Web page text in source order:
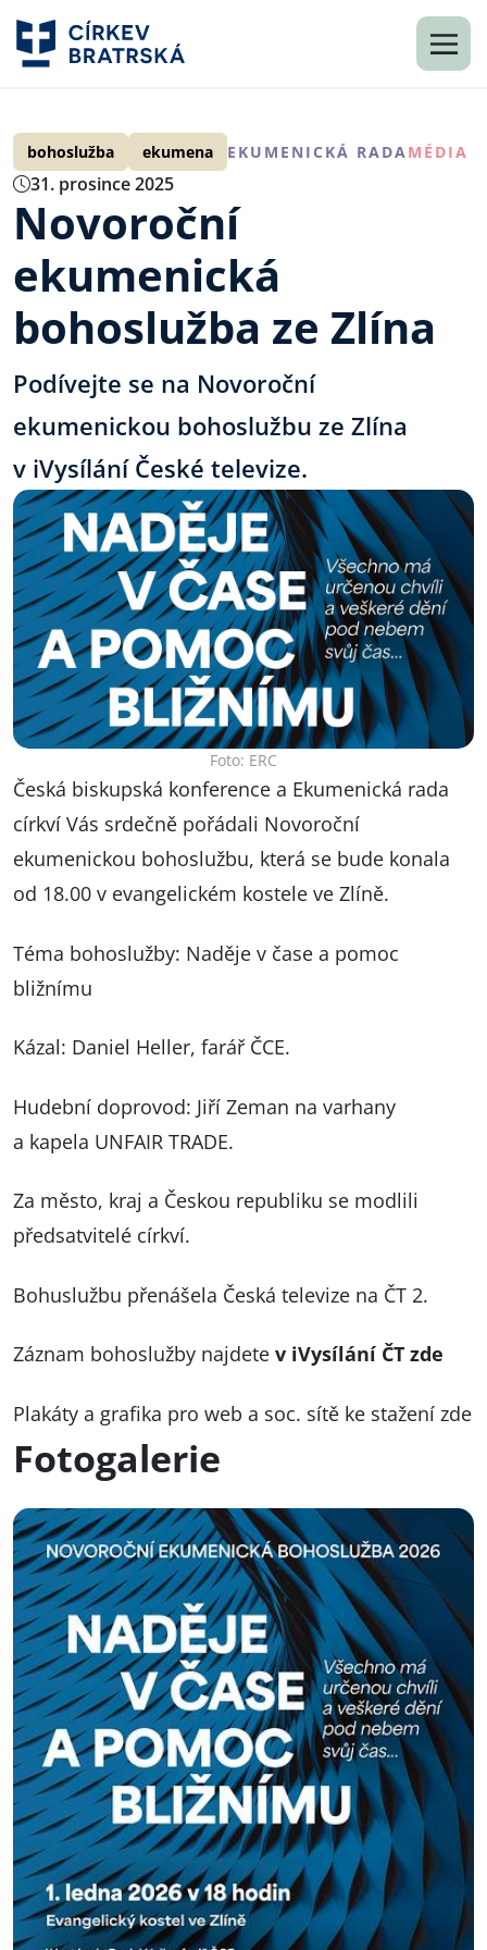
bohoslužba ekumena EKUMENICKÁ RADAMÉDIA
31. prosince 2025
Novoroční
ekumenická
bohoslužba ze Zlína
Podívejte se na Novoroční
ekumenickou bohoslužbu ze Zlína
v iVysílání České televize.
Foto: ERC
Česká biskupská konference a Ekumenická rada
církví Vás srdečně pořádali Novoroční
ekumenickou bohoslužbu, která se bude konala
od 18.00 v evangelickém kostele ve Zlíně.
Téma bohoslužby: Naděje v čase a pomoc
bližnímu
Kázal: Daniel Heller, farář ČCE.
Hudební doprovod: Jiří Zeman na varhany
a kapela UNFAIR TRADE.
Za město, kraj a Českou republiku se modlili
předsatvitelé církví.
Bohuslužbu přenášela Česká televize na ČT 2.
Záznam bohoslužby najdete v iVysílání ČT zde
Plakáty a grafika pro web a soc. sítě ke stažení zde
Fotogalerie